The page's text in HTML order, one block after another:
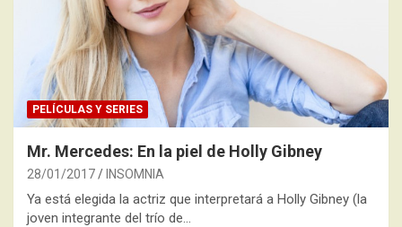
PELÍCULAS Y SERIES
Mr. Mercedes: En la piel de Holly Gibney
28/01/2017 INSOMNIA
Ya está elegida la actriz que interpretará a Holly Gibney (la
joven integrante del trío de…